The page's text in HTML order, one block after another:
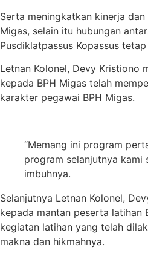
Serta meningkatkan kinerja
Migas, selain itu hubungan
Pusdiklatpassus Kopassus
Letnan Kolonel, Devy Kristiono
kepada BPH Migas telah
karakter pegawai BPH Migas.
“Memang ini program
program selanjutnya kami
imbuhnya.
Selanjutnya Letnan Kolonel,
kepada mantan peserta latihan
kegiatan latihan yang telah
makna dan hikmahnya.